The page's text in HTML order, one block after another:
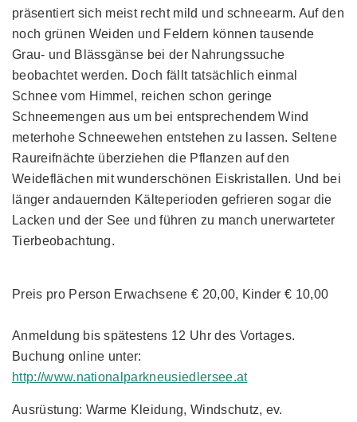
präsentiert sich meist recht mild und schneearm. Auf den
noch grünen Weiden und Feldern können tausende
Grau- und Blässgänse bei der Nahrungssuche
beobachtet werden. Doch fällt tatsächlich einmal
Schnee vom Himmel, reichen schon geringe
Schneemengen aus um bei entsprechendem Wind
meterhohe Schneewehen entstehen zu lassen. Seltene
Raureifnächte überziehen die Pflanzen auf den
Weideflächen mit wunderschönen Eiskristallen. Und bei
länger andauernden Kälteperioden gefrieren sogar die
Lacken und der See und führen zu manch unerwarteter
Tierbeobachtung.
Preis pro Person Erwachsene € 20,00, Kinder € 10,00
Anmeldung bis spätestens 12 Uhr des Vortages.
Buchung online unter:
http://www.nationalparkneusiedlersee.at
Ausrüstung: Warme Kleidung, Windschutz, ev.